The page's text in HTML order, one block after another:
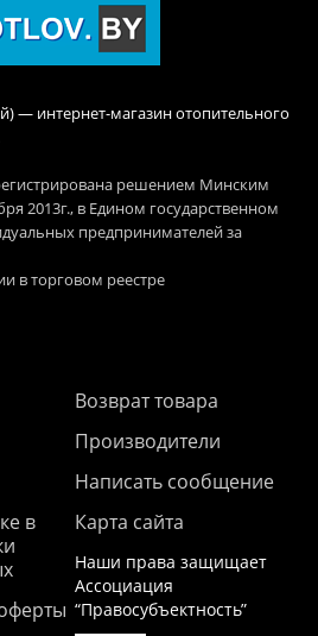
— интернет-магазин отопительного
решением Минским
2013г., в Едином государственном
предпринимателей за
в торговом реестре
в
Возврат товара
Производители
Написать сообщение
Карта сайта
Наши права защищает
Ассоциация
“Правосубъектность”